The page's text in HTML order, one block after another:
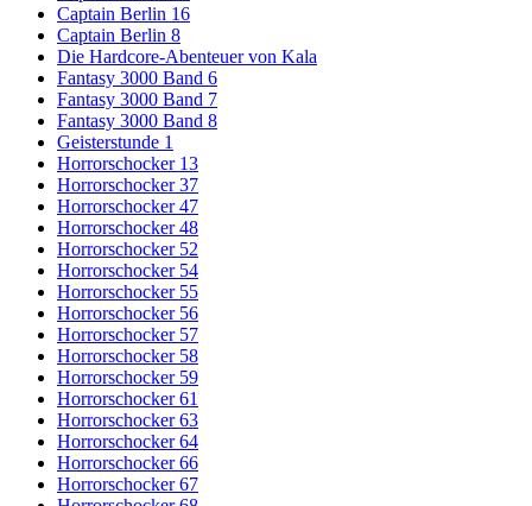
Captain Berlin 16
Captain Berlin 8
Die Hardcore-Abenteuer von Kala
Fantasy 3000 Band 6
Fantasy 3000 Band 7
Fantasy 3000 Band 8
Geisterstunde 1
Horrorschocker 13
Horrorschocker 37
Horrorschocker 47
Horrorschocker 48
Horrorschocker 52
Horrorschocker 54
Horrorschocker 55
Horrorschocker 56
Horrorschocker 57
Horrorschocker 58
Horrorschocker 59
Horrorschocker 61
Horrorschocker 63
Horrorschocker 64
Horrorschocker 66
Horrorschocker 67